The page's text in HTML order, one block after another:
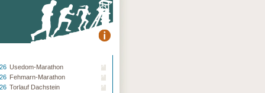
Usedom-Marathon
Fehmarn-Marathon
Torlauf Dachstein